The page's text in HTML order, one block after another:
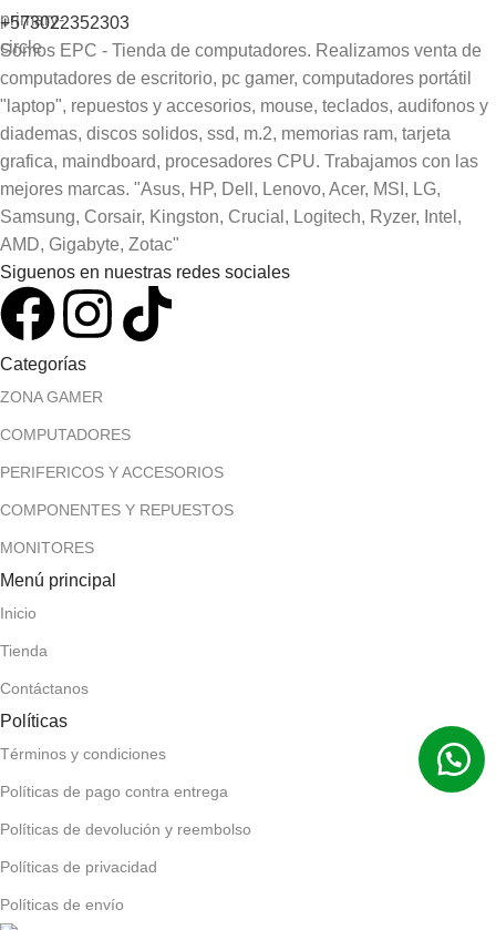
+573022352303
Somos EPC - Tienda de computadores. Realizamos venta de
computadores de escritorio, pc gamer, computadores portátil
"laptop", repuestos y accesorios, mouse, teclados, audifonos y
diademas, discos solidos, ssd, m.2, memorias ram, tarjeta
grafica, maindboard, procesadores CPU. Trabajamos con las
mejores marcas. "Asus, HP, Dell, Lenovo, Acer, MSI, LG,
Samsung, Corsair, Kingston, Crucial, Logitech, Ryzer, Intel,
AMD, Gigabyte, Zotac"
Siguenos en nuestras redes sociales
Categorías
ZONA GAMER
COMPUTADORES
PERIFERICOS Y ACCESORIOS
COMPONENTES Y REPUESTOS
MONITORES
Menú principal
Inicio
Tienda
Contáctanos
Políticas
Términos y condiciones
Políticas de pago contra entrega
Políticas de devolución y reembolso
Políticas de privacidad
Políticas de envío